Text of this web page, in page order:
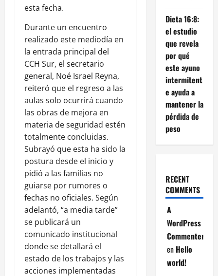
esta fecha.
Durante un encuentro
realizado este mediodía en
la entrada principal del
CCH Sur, el secretario
general, Noé Israel Reyna,
reiteró que el regreso a las
aulas solo ocurrirá cuando
las obras de mejora en
materia de seguridad estén
totalmente concluidas.
Subrayó que esta ha sido la
postura desde el inicio y
pidió a las familias no
guiarse por rumores o
fechas no oficiales. Según
adelantó, “a media tarde”
se publicará un
comunicado institucional
donde se detallará el
estado de los trabajos y las
acciones implementadas
Dieta 16:8:
el estudio
que revela
por qué
este ayuno
intermitent
e ayuda a
mantener la
pérdida de
peso
RECENT
COMMENTS
A
WordPress
Commenter
en Hello
world!